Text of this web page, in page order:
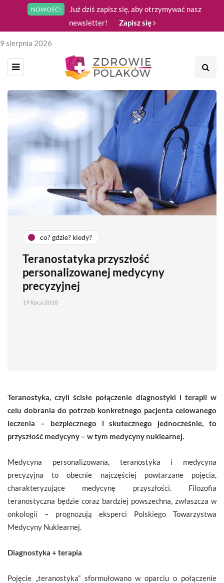
NOWOŚĆ!
Już dziś zapisz się, aby otrzymywać nasz
newsletter!
Zapisz się
9 sierpnia 2026
co? gdzie? kiedy?
Teranostatyka przyszłość
personalizowanej medycyny
precyzyjnej
19 lipca 2018
Teranostyka, czyli ścisłe połączenie diagnostyki i terapii w
celu dobrania do potrzeb konkretnego pacjenta celowanego
leczenia – bezpiecznego i skutecznego jednocześnie, to
przyszłość medycyny – w tym medycyny nuklearnej.
Medycyna personalizowana, teranostyka i medycyna
precyzyjna to obecnie najczęściej powtarzane pojęcia,
charakteryzujące medycynę przyszłości. Filozofia
teranostyczna będzie coraz bardziej powszechna, zwłaszcza w
onkologii – prognozują eksperci Polskiego Towarzystwa
Medycyny Nuklearnej.
Diagnostyka + terapia
Pojęcie „teranostyka” sformułowano w oparciu o połączenie